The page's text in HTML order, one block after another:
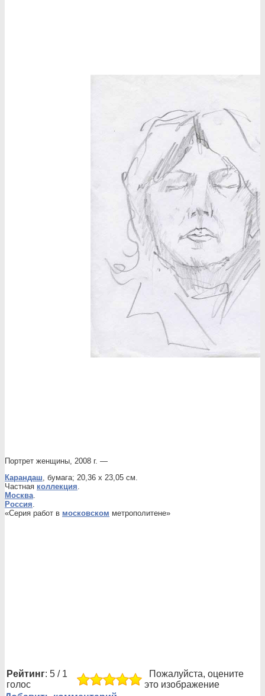
Портрет женщины, 2008 г. —
Карандаш, бумага; 20,36 x 23,05 см.
Частная коллекция.
Москва.
Россия.
«Серия работ в московском метрополитене»
Рейтинг: 5 / 1
голос
Пожалуйста, оцените
это изображение